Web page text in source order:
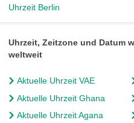
Uhrzeit Berlin
Uhrzeit, Zeitzone und Datum
weltweit
Aktuelle Uhrzeit VAE
Aktuelle Uhrzeit Ghana
Aktuelle Uhrzeit Agana